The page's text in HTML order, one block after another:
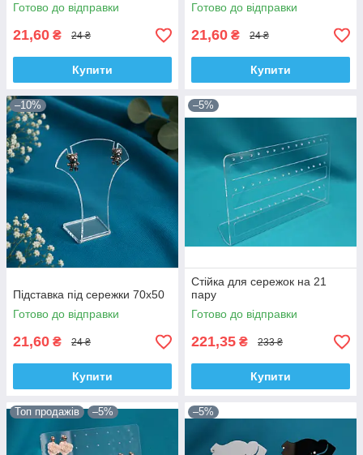
Готово до відправки
21,60 ₴ 24 ₴
Купити
Готово до відправки
21,60 ₴ 24 ₴
Купити
–10%
Підставка під сережки 70х50
Готово до відправки
21,60 ₴ 24 ₴
Купити
–5%
Стійка для сережок на 21
пару
Готово до відправки
221,35 ₴ 233 ₴
Купити
Топ продажів –5% –5%